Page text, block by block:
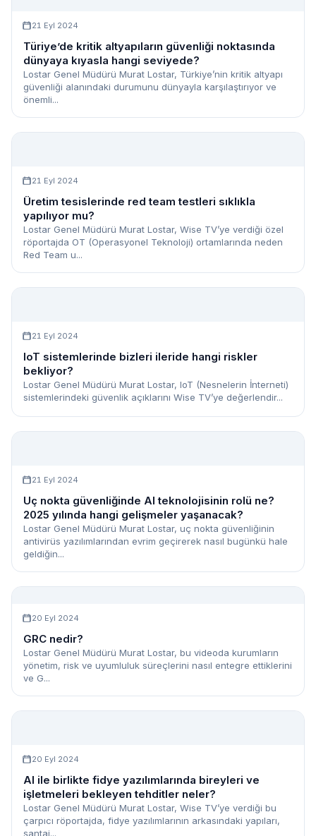
21 Eyl 2024
Türiye’de kritik altyapıların güvenliği noktasında
dünyaya kıyasla hangi seviyede?
Lostar Genel Müdürü Murat Lostar, Türkiye’nin kritik altyapı
güvenliği alanındaki durumunu dünyayla karşılaştırıyor ve
önemli...
21 Eyl 2024
Üretim tesislerinde red team testleri sıklıkla
yapılıyor mu?
Lostar Genel Müdürü Murat Lostar, Wise TV’ye verdiği özel
röportajda OT (Operasyonel Teknoloji) ortamlarında neden
Red Team u...
21 Eyl 2024
IoT sistemlerinde bizleri ileride hangi riskler
bekliyor?
Lostar Genel Müdürü Murat Lostar, IoT (Nesnelerin İnterneti)
sistemlerindeki güvenlik açıklarını Wise TV’ye değerlendir...
21 Eyl 2024
Uç nokta güvenliğinde AI teknolojisinin rolü ne?
2025 yılında hangi gelişmeler yaşanacak?
Lostar Genel Müdürü Murat Lostar, uç nokta güvenliğinin
antivirüs yazılımlarından evrim geçirerek nasıl bugünkü hale
geldiğin...
20 Eyl 2024
GRC nedir?
Lostar Genel Müdürü Murat Lostar, bu videoda kurumların
yönetim, risk ve uyumluluk süreçlerini nasıl entegre ettiklerini
ve G...
20 Eyl 2024
AI ile birlikte fidye yazılımlarında bireyleri ve
işletmeleri bekleyen tehditler neler?
Lostar Genel Müdürü Murat Lostar, Wise TV’ye verdiği bu
çarpıcı röportajda, fidye yazılımlarının arkasındaki yapıları,
şantaj...